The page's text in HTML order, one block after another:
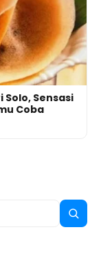
Sensasi
Coba
Search